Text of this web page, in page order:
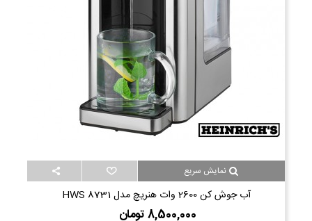
نمایش سریع
آب جوش کن 2600 وات هنریچ مدل HWS 8731
8,500,000 تومان